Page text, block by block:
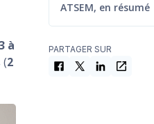
à
2
ATSEM, en résumé
PARTAGER SUR